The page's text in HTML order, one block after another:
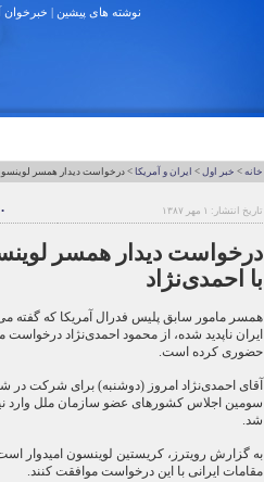
نوشته های پیشین |
خانه > خبر اول > ايران و آمريکا> درخواست دیدار همسر
تاریخ انتشار: ۱ مهر ۱۳۸۷
درخواست دیدار همسر
با احمدی‌نژاد
همسر مامور سابق پلیس فدرال آمریکا که گفته
ایران ناپدید شده، از محمود احمدی‌نژاد درخواست
حضوری کرده است.
آقای احمدی‌نژاد امروز (دوشنبه) برای شرکت
سومین اجلاس کشور‌های عضو سازمان ملل وارد
شد.
به گزارش رویترز، کریستین لوینسون امیدوار
مقامات ایرانی با این درخواست موافقت کنند.